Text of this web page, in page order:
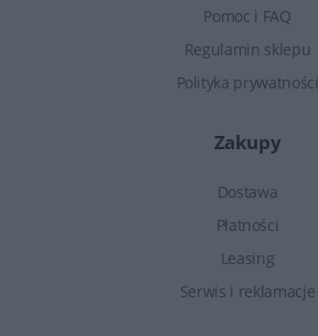
Pomoc i FAQ
Regulamin sklepu
Polityka prywatności
Zakupy
Dostawa
Płatności
Leasing
Serwis i reklamacje